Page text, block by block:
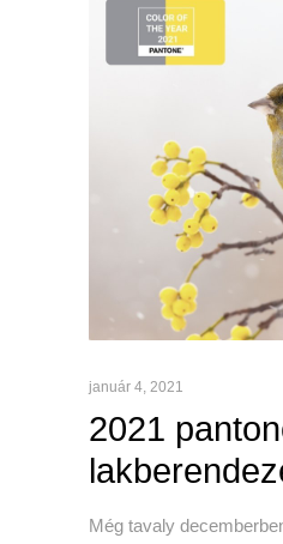
január 4, 2021
2021
Még tavaly